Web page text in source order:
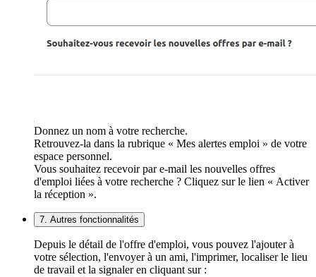
Donnez un nom à votre recherche.
Retrouvez-la dans la rubrique « Mes alertes emploi » de votre
espace personnel.
Vous souhaitez recevoir par e-mail les nouvelles offres
d'emploi liées à votre recherche ? Cliquez sur le lien « Activer
la réception ».
7. Autres fonctionnalités
Depuis le détail de l'offre d'emploi, vous pouvez l'ajouter à
votre sélection, l'envoyer à un ami, l'imprimer, localiser le lieu
de travail et la signaler en cliquant sur :